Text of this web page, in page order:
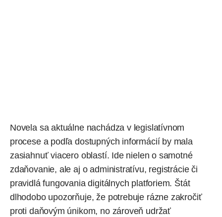
Novela sa aktuálne nachádza v legislatívnom
procese a podľa dostupných informácií by mala
zasiahnuť viacero oblastí. Ide nielen o samotné
zdaňovanie, ale aj o administratívu, registrácie či
pravidlá fungovania digitálnych platforiem. Štát
dlhodobo upozorňuje, že potrebuje rázne zakročiť
proti daňovým únikom, no zároveň udržať